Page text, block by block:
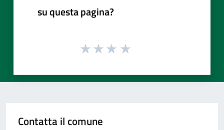
su questa pagina?
Contatta il comune